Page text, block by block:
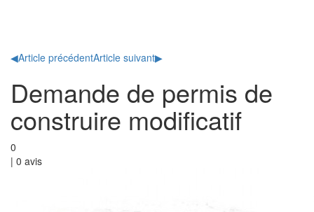
◀Article précédentArticle suivant▶
Demande de permis de
construire modificatif
0
| 0 avis